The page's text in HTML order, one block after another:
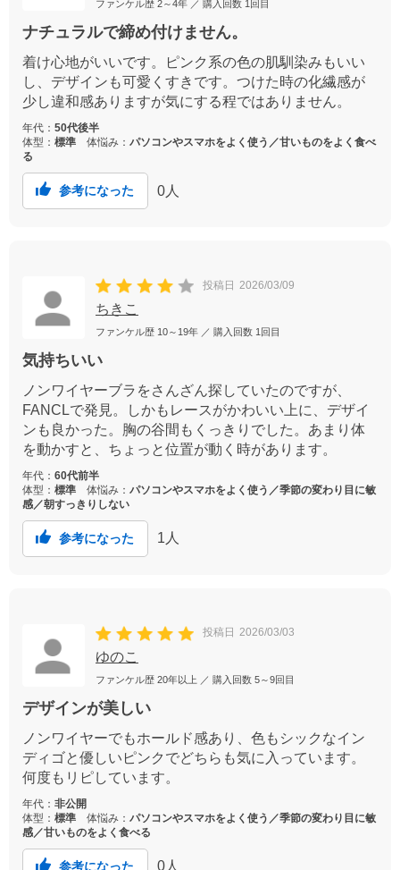
ファンケル歴 2～4年 ／ 購入回数 1回目
ナチュラルで締め付けません。
着け心地がいいです。ピンク系の色の肌馴染みもいい
し、デザインも可愛くすきです。つけた時の化繊感が
少し違和感ありますが気にする程ではありません。
年代： 50代後半
体型： 標準 体悩み： パソコンやスマホをよく使う／甘いものをよく食べ
る
参考になった 0 人
投稿日 2026/03/09
ちきこ
ファンケル歴 10～19年 ／ 購入回数 1回目
気持ちいい
ノンワイヤーブラをさんざん探していたのですが、
FANCLで発見。しかもレースがかわいい上に、デザイ
ンも良かった。胸の谷間もくっきりでした。あまり体
を動かすと、ちょっと位置が動く時があります。
年代： 60代前半
体型： 標準 体悩み： パソコンやスマホをよく使う／季節の変わり目に敏
感／朝すっきりしない
参考になった 1人
投稿日 2026/03/03
ゆのこ
ファンケル歴 20年以上 ／ 購入回数 5～9回目
デザインが美しい
ノンワイヤーでもホールド感あり、色もシックなイン
ディゴと優しいピンクでどちらも気に入っています。
何度もリピしています。
年代： 非公開
体型： 標準 体悩み： パソコンやスマホをよく使う／季節の変わり目に敏
感／甘いものをよく食べる
参考になった 0 人